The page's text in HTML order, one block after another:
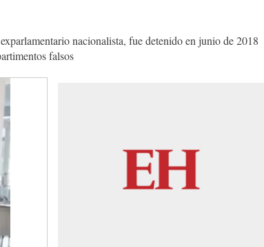
nacionalista, fue detenido en junio de 2018
falsos